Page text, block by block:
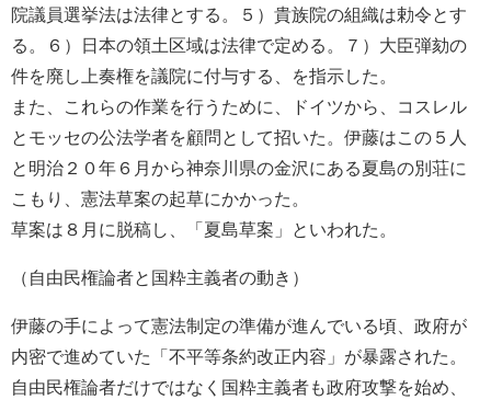
院議員選挙法は法律とする。５）貴族院の組織は勅令とす
る。６）日本の領土区域は法律で定める。７）大臣弾劾の
件を廃し上奏権を議院に付与する、を指示した。
また、これらの作業を行うために、ドイツから、コスレル
とモッセの公法学者を顧問として招いた。伊藤はこの５人
と明治２０年６月から神奈川県の金沢にある夏島の別荘に
こもり、憲法草案の起草にかかった。
草案は８月に脱稿し、「夏島草案」といわれた。
（自由民権論者と国粋主義者の動き）
伊藤の手によって憲法制定の準備が進んでいる頃、政府が
内密で進めていた「不平等条約改正内容」が暴露された。
自由民権論者だけではなく国粋主義者も政府攻撃を始め、